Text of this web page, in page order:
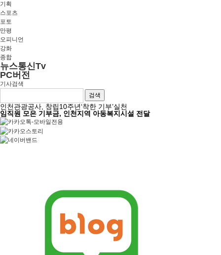
기획
스포츠
포토
만평
오피니언
강화
종합
뉴스통신Tv
PC버전
기사검색
검색
인천관광공사, 창립10주년‘착한 기부’실천
임직원 모은 기부금, 인천지역 아동복지시설 전달